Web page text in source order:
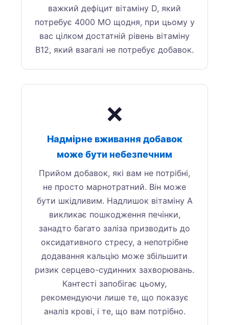
важкий дефіцит вітаміну D, який
потребує 4000 МО щодня, при цьому у
вас цілком достатній рівень вітаміну
B12, який взагалі не потребує добавок.
❌
Надмірне вживання добавок
може бути небезпечним
Прийом добавок, які вам не потрібні,
не просто марнотратний. Він може
бути шкідливим. Надлишок вітаміну А
викликає пошкодження печінки,
занадто багато заліза призводить до
оксидативного стресу, а непотрібне
додавання кальцію може збільшити
ризик серцево-судинних захворювань.
Кантесті запобігає цьому,
рекомендуючи лише те, що показує
аналіз крові, і те, що вам потрібно.